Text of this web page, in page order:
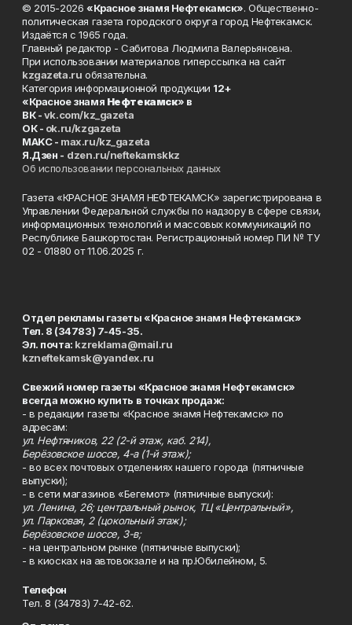
© 2015-2026 «Красное знамя Нефтекамск». Общественно-
политическая газета городского округа город Нефтекамск.
Издаётся с 1965 года.
Главный редактор - Сабитова Людмила Валерьяновна.
При использовании материалов гиперссылка на сайт
kzgazeta.ru обязательна.
Категория информационной продукции 12+
«Красное знамя Нефтекамск» в
ВК -vk.com/kz_gazeta
ОК - ok.ru/kzgazeta
MAKC - max.ru/kz_gazeta
Я.Дзен - dzen.ru/neftekamskkz
Об использовании персональных данных
Газета «КРАСНОЕ ЗНАМЯ НЕФТЕКАМСК» зарегистрирована в
Управлении Федеральной службы по надзору в сфере связи,
информационных технологий и массовых коммуникаций по
Республике Башкортостан. Регистрационный номер ПИ № ТУ
02 - 01880 от 11.06.2025 г.
Отдел рекламы газеты «Красное знамя Нефтекамск»
Тел. 8 (34783) 7-45-35.
Эл. почта: kzreklama@mail.ru
kzneftekamsk@yandex.ru
Свежий номер газеты «Красное знамя Нефтекамск»
всегда можно купить в точках продаж:
- в редакции газеты «Красное знамя Нефтекамск» по
адресам:
ул. Нефтяников, 22 (2-й этаж, каб. 214),
Берёзовское шоссе, 4-а (1-й этаж);
- во всех почтовых отделениях нашего города (пятничные
выпуски);
- в сети магазинов «Бегемот» (пятничные выпуски):
ул. Ленина, 26; центральный рынок, ТЦ «Центральный»,
ул. Парковая, 2 (цокольный этаж);
Берёзовское шоссе, 3-в;
- на центральном рынке (пятничные выпуски);
- в киосках на автовокзале и на пр.Юбилейном, 5.
Телефон
Тел. 8 (34783) 7-42-62.